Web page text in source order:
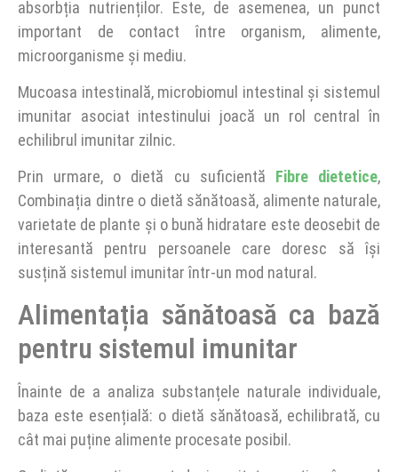
absorbția nutrienților. Este, de asemenea, un punct
important de contact între organism, alimente,
microorganisme și mediu.
Mucoasa intestinală, microbiomul intestinal și sistemul
imunitar asociat intestinului joacă un rol central în
echilibrul imunitar zilnic.
Prin urmare, o dietă cu suficientă Fibre dietetice,
Combinația dintre o dietă sănătoasă, alimente naturale,
varietate de plante și o bună hidratare este deosebit de
interesantă pentru persoanele care doresc să își
susțină sistemul imunitar într-un mod natural.
Alimentația sănătoasă ca bază
pentru sistemul imunitar
Înainte de a analiza substanțele naturale individuale,
baza este esențială: o dietă sănătoasă, echilibrată, cu
cât mai puține alimente procesate posibil.